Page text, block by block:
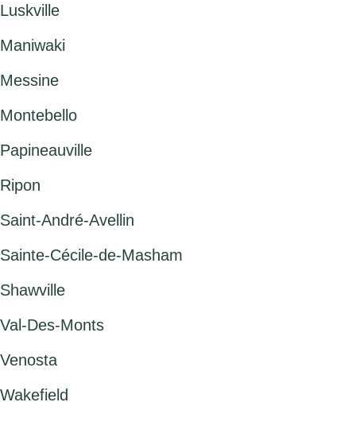
Luskville
Maniwaki
Messine
Montebello
Papineauville
Ripon
Saint-André-Avellin
Sainte-Cécile-de-Masham
Shawville
Val-Des-Monts
Venosta
Wakefield